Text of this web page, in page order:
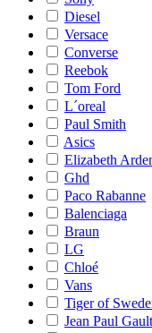
Diesel
Versace
Converse
Reebok
Tom Ford
L´oreal
Paul Smith
Asics
Elizabeth
Ghd
Paco Rabanne
Balenciaga
Braun
LG
Chloé
Vans
Tiger of
Jean Paul